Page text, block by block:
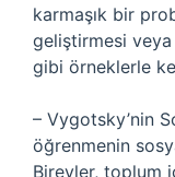
karmaşık bir
geliştirmesi veya
gibi örneklerle
– Vygotsky’nin
öğrenmenin
Bireyler, toplum